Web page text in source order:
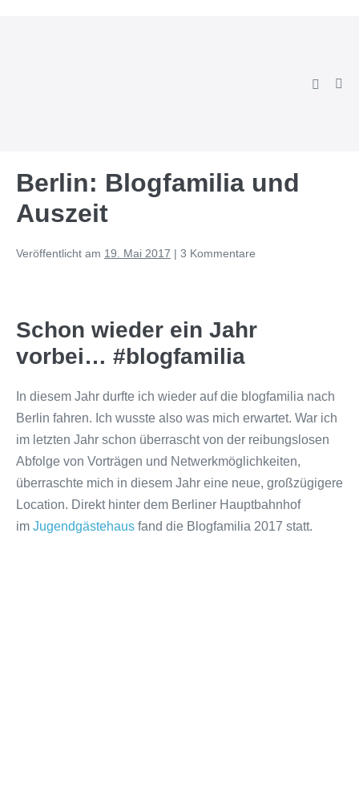
Suche-
Berlin: Blogfamilia und
Auszeit
Veröffentlicht am 19. Mai 2017 | 3 Kommentare
Schon wieder ein Jahr
vorbei… #blogfamilia
In diesem Jahr durfte ich wieder auf die blogfamilia nach
Berlin fahren. Ich wusste also was mich erwartet. War ich
im letzten Jahr schon überrascht von der reibungslosen
Abfolge von Vorträgen und Netwerkmöglichkeiten,
überraschte mich in diesem Jahr eine neue, großzügigere
Location. Direkt hinter dem Berliner Hauptbahnhof
im Jugendgästehaus fand die Blogfamilia 2017 statt.